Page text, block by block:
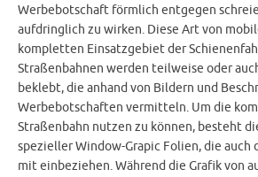
Werbebotschaft förmlich entgegen
aufdringlich zu wirken. Diese Art von
kompletten Einsatzgebiet der
Straßenbahnen werden teilweise oder
beklebt, die anhand von Bildern und
Werbebotschaften vermitteln. Um die
Straßenbahn nutzen zu können, besteht
spezieller Window-Grapic Folien, die auch
mit einbeziehen. Während die Grafik von